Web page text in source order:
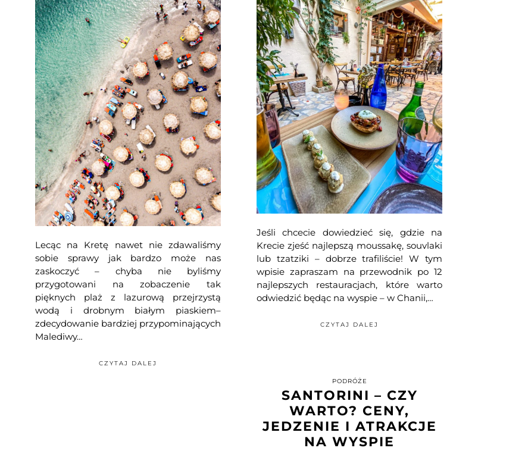
Lecąc na Kretę nawet nie zdawaliśmy
sobie sprawy jak bardzo może nas
zaskoczyć – chyba nie byliśmy
przygotowani na zobaczenie tak
pięknych plaż z lazurową przejrzystą
wodą i drobnym białym piaskiem–
zdecydowanie bardziej przypominających
Malediwy…
CZYTAJ DALEJ
Jeśli chcecie dowiedzieć się, gdzie na
Krecie zjeść najlepszą moussakę, souvlaki
lub tzatziki – dobrze trafiliście! W tym
wpisie zapraszam na przewodnik po 12
najlepszych restauracjach, które warto
odwiedzić będąc na wyspie – w Chanii,…
CZYTAJ DALEJ
PODRÓŻE
SANTORINI – CZY
WARTO? CENY,
JEDZENIE I ATRAKCJE
NA WYSPIE